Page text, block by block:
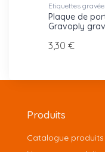
Etiquettes
Plaque de
Gravoply
3,30 €
Produits
Catalogue produits